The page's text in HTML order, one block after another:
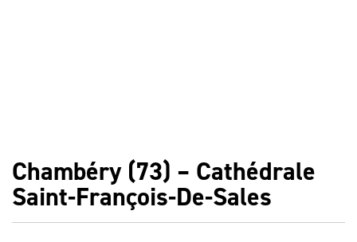
Chambéry (73) – Cathédrale
Saint-François-De-Sales